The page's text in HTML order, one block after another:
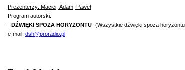
Prezenterzy: Maciej, Adam, Paweł
Program autorski:
- DŹWIĘKI SPOZA HORYZONTU (Wszystkie dźwięki spoza
e-mail: dsh@proradio.pl